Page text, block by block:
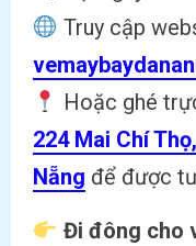
Truy cập
Hoặc ghé
224 Mai Chí
Nẵng để được
Đi đông cho